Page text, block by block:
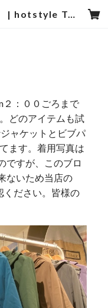
H.I.D サンプル到着です！！ | hotstyle TOYOOKA
２：００ごろまで
どのアイテムも試
ャケットとビブパ
ます。着用写真は
ですが、このブロ
ないため当店の
ください。皆様の